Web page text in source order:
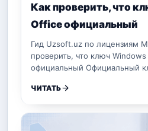
Как проверить, что
Office официальный
Гид Uzsoft.uz по лицензиям
проверить, что ключ
официальный Официальный
ЧИТАТЬ